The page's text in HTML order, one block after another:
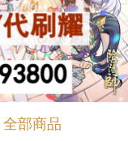
全部商品